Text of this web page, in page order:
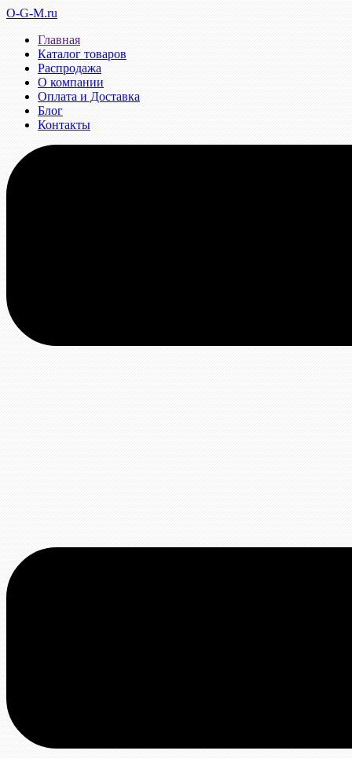
O-G-M.ru
Главная
Каталог товаров
Распродажа
О компании
Оплата и Доставка
Блог
Контакты